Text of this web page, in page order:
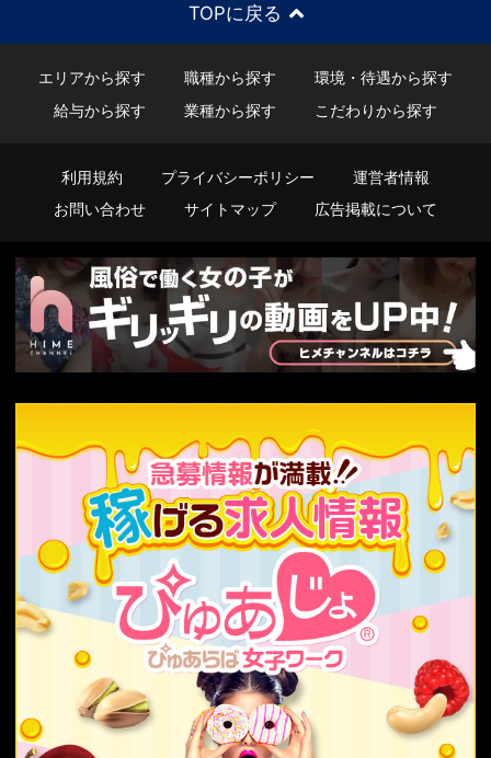
TOPに戻る
エリアから探す 職種から探す
環境・待遇から探す
給与から探す
業種から探す こだわりから探す
利用規約 プライバシーポリシー
運営者情報
お問い合わせ
サイトマップ 広告掲載について